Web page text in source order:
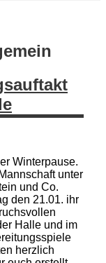
Winterpause.
unter
und Co.
den 21.01. ihr
Halle und im
herzlich